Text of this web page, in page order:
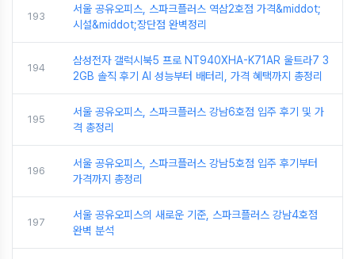
193
서울 공유오피스, 스파크플러스 역삼2호점 가격&middot;
시설&middot;장단점 완벽정리
194
삼성전자 갤럭시북5 프로 NT940XHA-K71AR 울트라7 3
2GB 솔직 후기 AI 성능부터 배터리, 가격 혜택까지 총정리
195
서울 공유오피스, 스파크플러스 강남6호점 입주 후기 및 가
격 총정리
196
서울 공유오피스, 스파크플러스 강남5호점 입주 후기부터
가격까지 총정리
197
서울 공유오피스의 새로운 기준, 스파크플러스 강남4호점
완벽 분석